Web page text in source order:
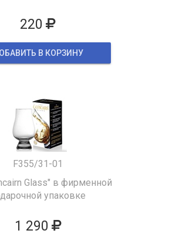
220
В КОРЗИНУ
F355/31-01
Glass" в фирменной
упаковке
1 290